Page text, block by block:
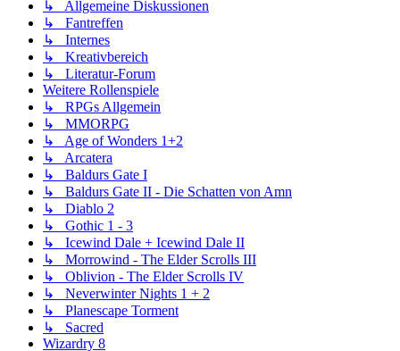
↳ Allgemeine Diskussionen
↳ Fantreffen
↳ Internes
↳ Kreativbereich
↳ Literatur-Forum
Weitere Rollenspiele
↳ RPGs Allgemein
↳ MMORPG
↳ Age of Wonders 1+2
↳ Arcatera
↳ Baldurs Gate I
↳ Baldurs Gate II - Die Schatten von Amn
↳ Diablo 2
↳ Gothic 1 - 3
↳ Icewind Dale + Icewind Dale II
↳ Morrowind - The Elder Scrolls III
↳ Oblivion - The Elder Scrolls IV
↳ Neverwinter Nights 1 + 2
↳ Planescape Torment
↳ Sacred
Wizardry 8